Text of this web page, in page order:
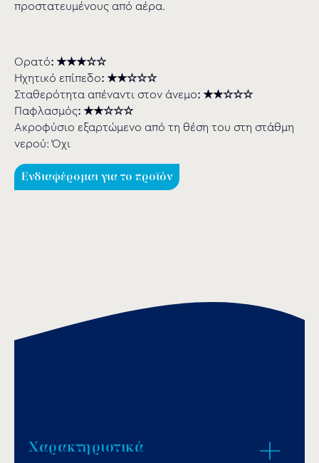
προστατευμένους από αέρα.
Ορατό: ★★★☆☆
Ηχητικό επίπεδο: ★★☆☆☆
Σταθερότητα απέναντι στον άνεμο: ★★☆☆☆
Παφλασµός: ★★☆☆☆
Ακροφύσιο εξαρτώµενο από τη θέση του στη στάθμη
νερού: Όχι
Ενδιαφέρομαι για το προϊόν
Χαρακτηριστικά